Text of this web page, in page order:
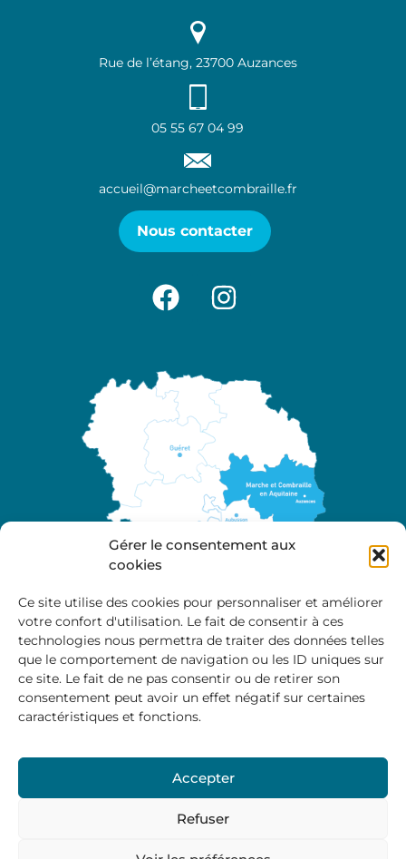
Gérer le consentement aux
cookies
Ce site utilise des cookies pour personnaliser et améliorer
votre confort d'utilisation. Le fait de consentir à ces
technologies nous permettra de traiter des données telles
que le comportement de navigation ou les ID uniques sur
ce site. Le fait de ne pas consentir ou de retirer son
consentement peut avoir un effet négatif sur certaines
caractéristiques et fonctions.
Accepter
Refuser
Rue de l’étang, 23700 Auzances
05 55 67 04 99
accueil@marcheetcombraille.fr
Nous contacter
A propos
Site officiel de la Communauté de Communes
Marche et Combraille en Aquitaine
Horaires d’ouverture :
9:00 – 12:00 / 14:00 – 17:00
Vendredi: 9:00 – 12:00